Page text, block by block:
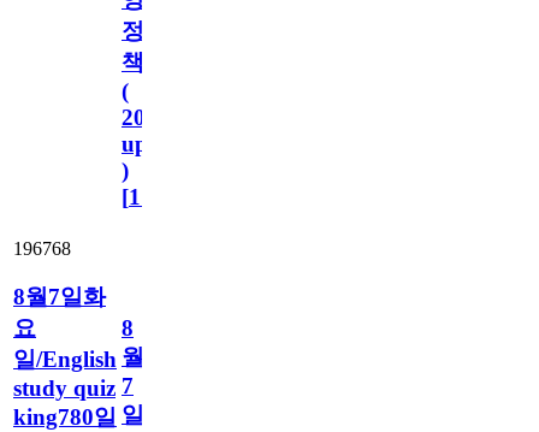
정
책
(
2023.11.1
update
)
[110
196768
8월7일화
요
일/English
study quiz
king780일
8
월
7
일